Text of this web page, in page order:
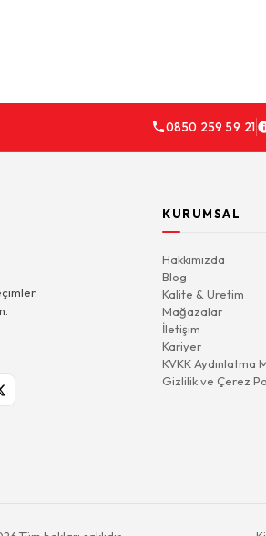
0850 259 59 21
KURUMSAL
Hakkımızda
Blog
Kalite & Üretim
Mağazalar
İletişim
Kariyer
KVKK Aydınlatma
Gizlilik ve Çerez